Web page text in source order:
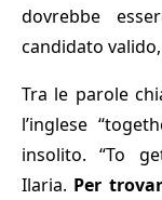
dovrebbe
candidato
Tra le parole
l’inglese
insolito. “To
Ilaria. Per